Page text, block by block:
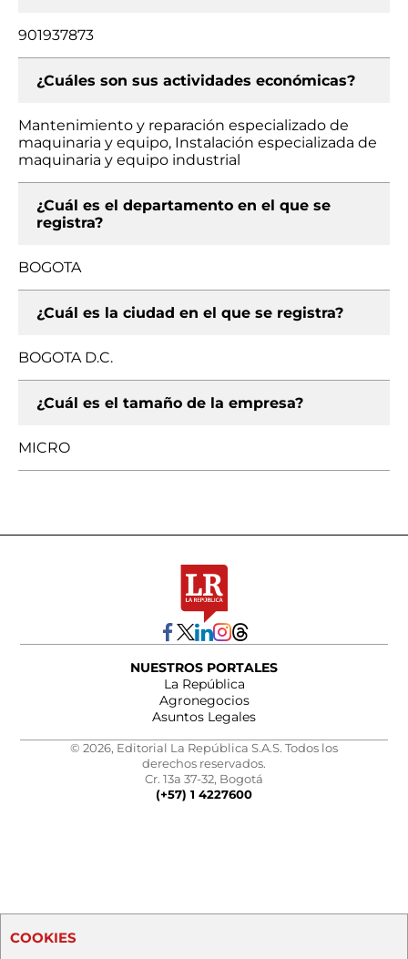
901937873
¿Cuáles son sus actividades económicas?
Mantenimiento y reparación especializado de
maquinaria y equipo, Instalación especializada de
maquinaria y equipo industrial
¿Cuál es el departamento en el que se
registra?
BOGOTA
¿Cuál es la ciudad en el que se registra?
BOGOTA D.C.
¿Cuál es el tamaño de la empresa?
MICRO
NUESTROS PORTALES
La República
Agronegocios
Asuntos Legales
© 2026, Editorial La República S.A.S. Todos los
derechos reservados.
Cr. 13a 37-32, Bogotá
(+57) 1 4227600
COOKIES